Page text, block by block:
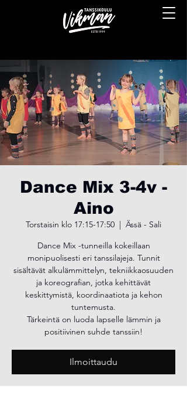
Dance Mix 3-4v -
Aino
Torstaisin klo 17:15-17:50
  |
Ässä - Sali
Dance Mix -tunneilla kokeillaan
monipuolisesti eri tanssilajeja. Tunnit
sisältävät alkulämmittelyn, tekniikkaosuuden
ja koreografian, jotka kehittävät
keskittymistä, koordinaatiota ja kehon
tuntemusta.
Tärkeintä on luoda lapselle lämmin ja
positiivinen suhde tanssiin!
Ilmoittaudu